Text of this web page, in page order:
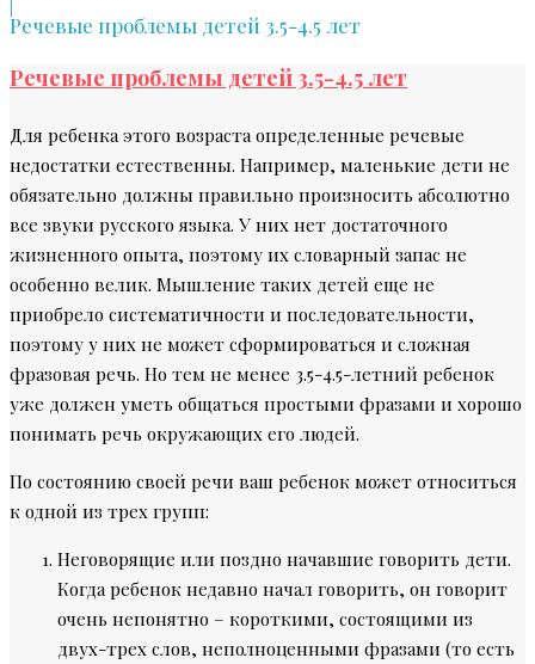
Речевые проблемы детей 3.5-4.5 лет
Речевые проблемы детей 3.5-4.5 лет
Для ребенка этого возраста определенные речевые
недостатки естественны. Например, маленькие дети не
обязательно должны правильно произносить абсолютно
все звуки русского языка. У них нет достаточного
жизненного опыта, поэтому их словарный запас не
особенно велик. Мышление таких детей еще не
приобрело систематичности и последовательности,
поэтому у них не может сформироваться и сложная
фразовая речь. Но тем не менее 3.5-4.5-летний ребенок
уже должен уметь общаться простыми фразами и хорошо
понимать речь окружающих его людей.
По состоянию своей речи ваш ребенок может относиться
к одной из трех групп:
Неговорящие или поздно начавшие говорить дети.
Когда ребенок недавно начал говорить, он говорит
очень непонятно – короткими, состоящими из
двух-трех слов, неполноценными фразами (то есть